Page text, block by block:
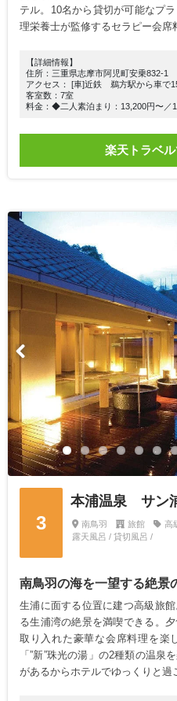
テル。10名から貸切が可能なプ
理栄養士が監修するセラピー会席
【詳細情報】
住所：三重県志摩市阿児町安乗832-1
アクセス： [車]近鉄 鵜方駅から車で
客室数：7室
料金：◆二人素泊まり：13,200円〜／
楽天トラベ
3
本浦温泉 サン
南鳥羽 旅館
高
露天風呂 / 貸切風呂 /
南鳥羽の海を一望する絶景
生浦に面する位置に建つ高級旅
る生浦湾の絶景を満喫できる。
取り入れた豪華な会席料理を楽
「”新”珠光の湯」の2種類の温泉
があるからホテルでゆっくりと過